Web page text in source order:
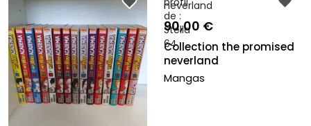
90,00 €
Collection the promised
neverland
Mangas